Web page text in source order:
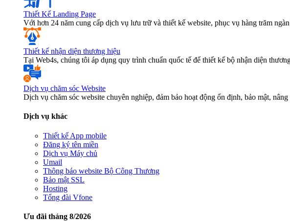
Thiết Kế Landing Page
Với hơn 24 năm cung cấp dịch vụ lưu trữ và thiết kế website, phục vụ hàng trăm
Thiết kế nhận diện thương hiệu
Tại Web4s, chúng tôi áp dụng quy trình chuẩn quốc tế để thiết kế bộ nhận diện
Dịch vụ chăm sóc Website
Dịch vụ chăm sóc website chuyên nghiệp, đảm bảo hoạt động ổn định, bảo mật,
Dịch vụ khác
Thiết kế App mobile
Đăng ký tên miền
Dịch vụ Máy chủ
Umail
Thông báo website Bộ Công Thương
Bảo mật SSL
Hosting
Tổng đài Vfone
Ưu đãi tháng 8/2026